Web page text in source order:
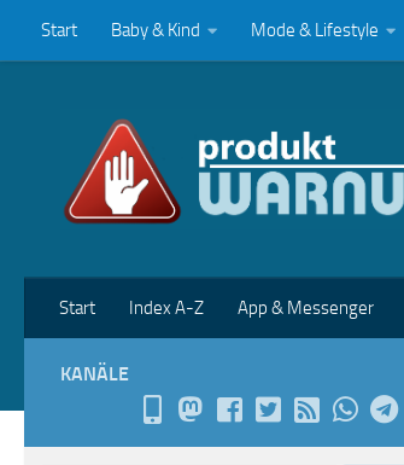
Zum Inhalt springen
Start Baby & Kind Mode & Lifestyle
Start Index A-Z App & Messenger
KANÄLE